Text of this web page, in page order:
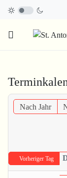
Nach Jahr
Vorheriger Tag